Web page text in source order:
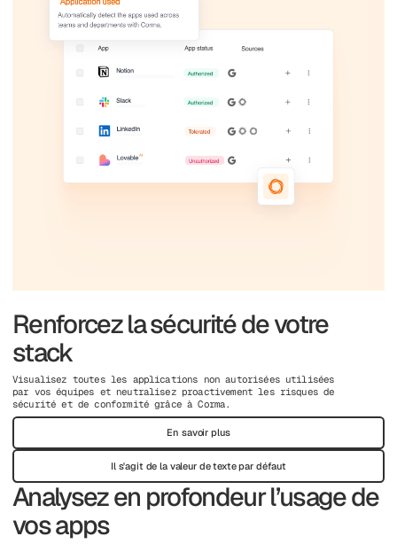
Renforcez la sécurité de votre
stack
Visualisez toutes les applications non autorisées utilisées
par vos équipes et neutralisez proactivement les risques de
sécurité et de conformité grâce à Corma.
En savoir plus
Il s'agit de la valeur de texte par défaut
Analysez en profondeur l’usage de
vos apps